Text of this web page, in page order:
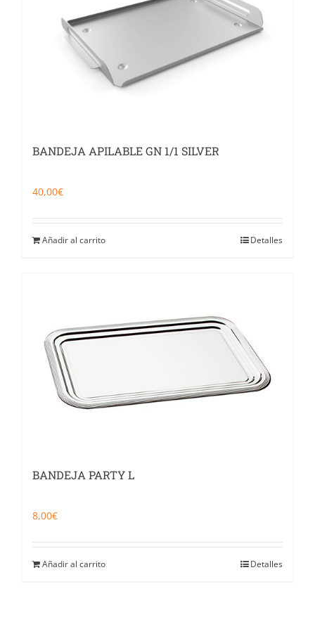
BANDEJA APILABLE GN 1/1 SILVER
40,00€
Añadir al carrito Detalles
BANDEJA PARTY L
8,00€
Añadir al carrito Detalles